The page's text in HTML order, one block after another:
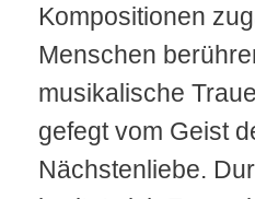
Kompositionen
Menschen
musikalische
gefegt vom Geist
Nächstenliebe.